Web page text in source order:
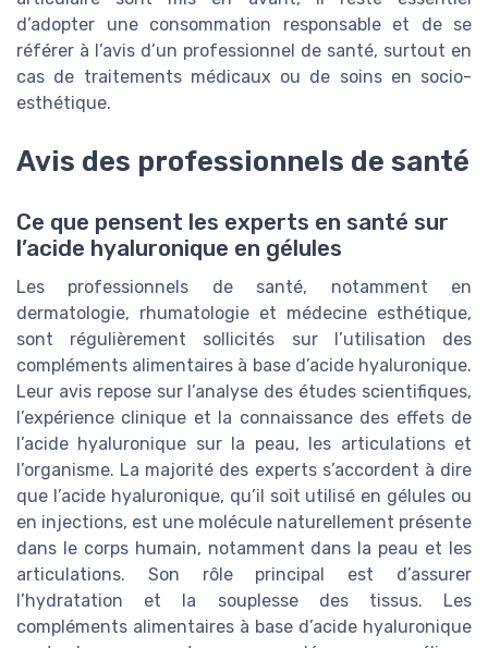
d’adopter une consommation responsable et de se
référer à l’avis d’un professionnel de santé, surtout en
cas de traitements médicaux ou de soins en socio-
esthétique.
Avis des professionnels de santé
Ce que pensent les experts en santé sur
l’acide hyaluronique en gélules
Les professionnels de santé, notamment en
dermatologie, rhumatologie et médecine esthétique,
sont régulièrement sollicités sur l’utilisation des
compléments alimentaires à base d’acide hyaluronique.
Leur avis repose sur l’analyse des études scientifiques,
l’expérience clinique et la connaissance des effets de
l’acide hyaluronique sur la peau, les articulations et
l’organisme. La majorité des experts s’accordent à dire
que l’acide hyaluronique, qu’il soit utilisé en gélules ou
en injections, est une molécule naturellement présente
dans le corps humain, notamment dans la peau et les
articulations. Son rôle principal est d’assurer
l’hydratation et la souplesse des tissus. Les
compléments alimentaires à base d’acide hyaluronique